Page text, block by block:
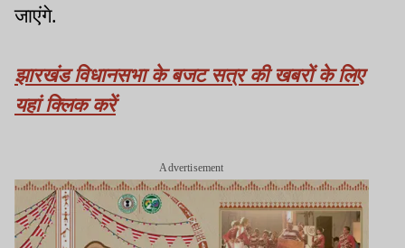
जाएंगे.
झारखंड विधानसभा के बजट सत्र की खबरों के लिए
यहां क्लिक करें
Advertisement